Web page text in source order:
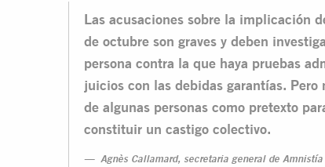
Las acusaciones sobre la implicación
de octubre son graves y deben
persona contra la que haya pruebas
juicios con las debidas garantías.
de algunas personas como pretexto
constituir un castigo colectivo.
Agnès Callamard, secretaria general de